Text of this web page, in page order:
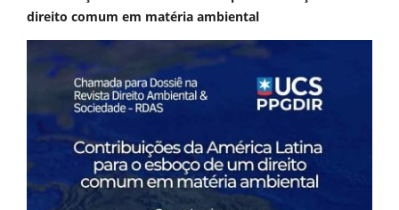
direito comum em matéria ambiental